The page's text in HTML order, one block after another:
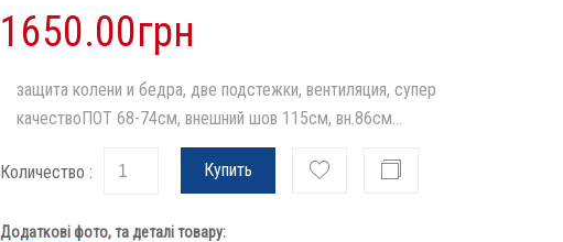
1650.00грн
защита колени и бедра, две подстежки, вентиляция, супер
качествоПОТ 68-74см, внешний шов 115см, вн.86см...
Количество : Купить
Додаткові фото, та деталі товару: